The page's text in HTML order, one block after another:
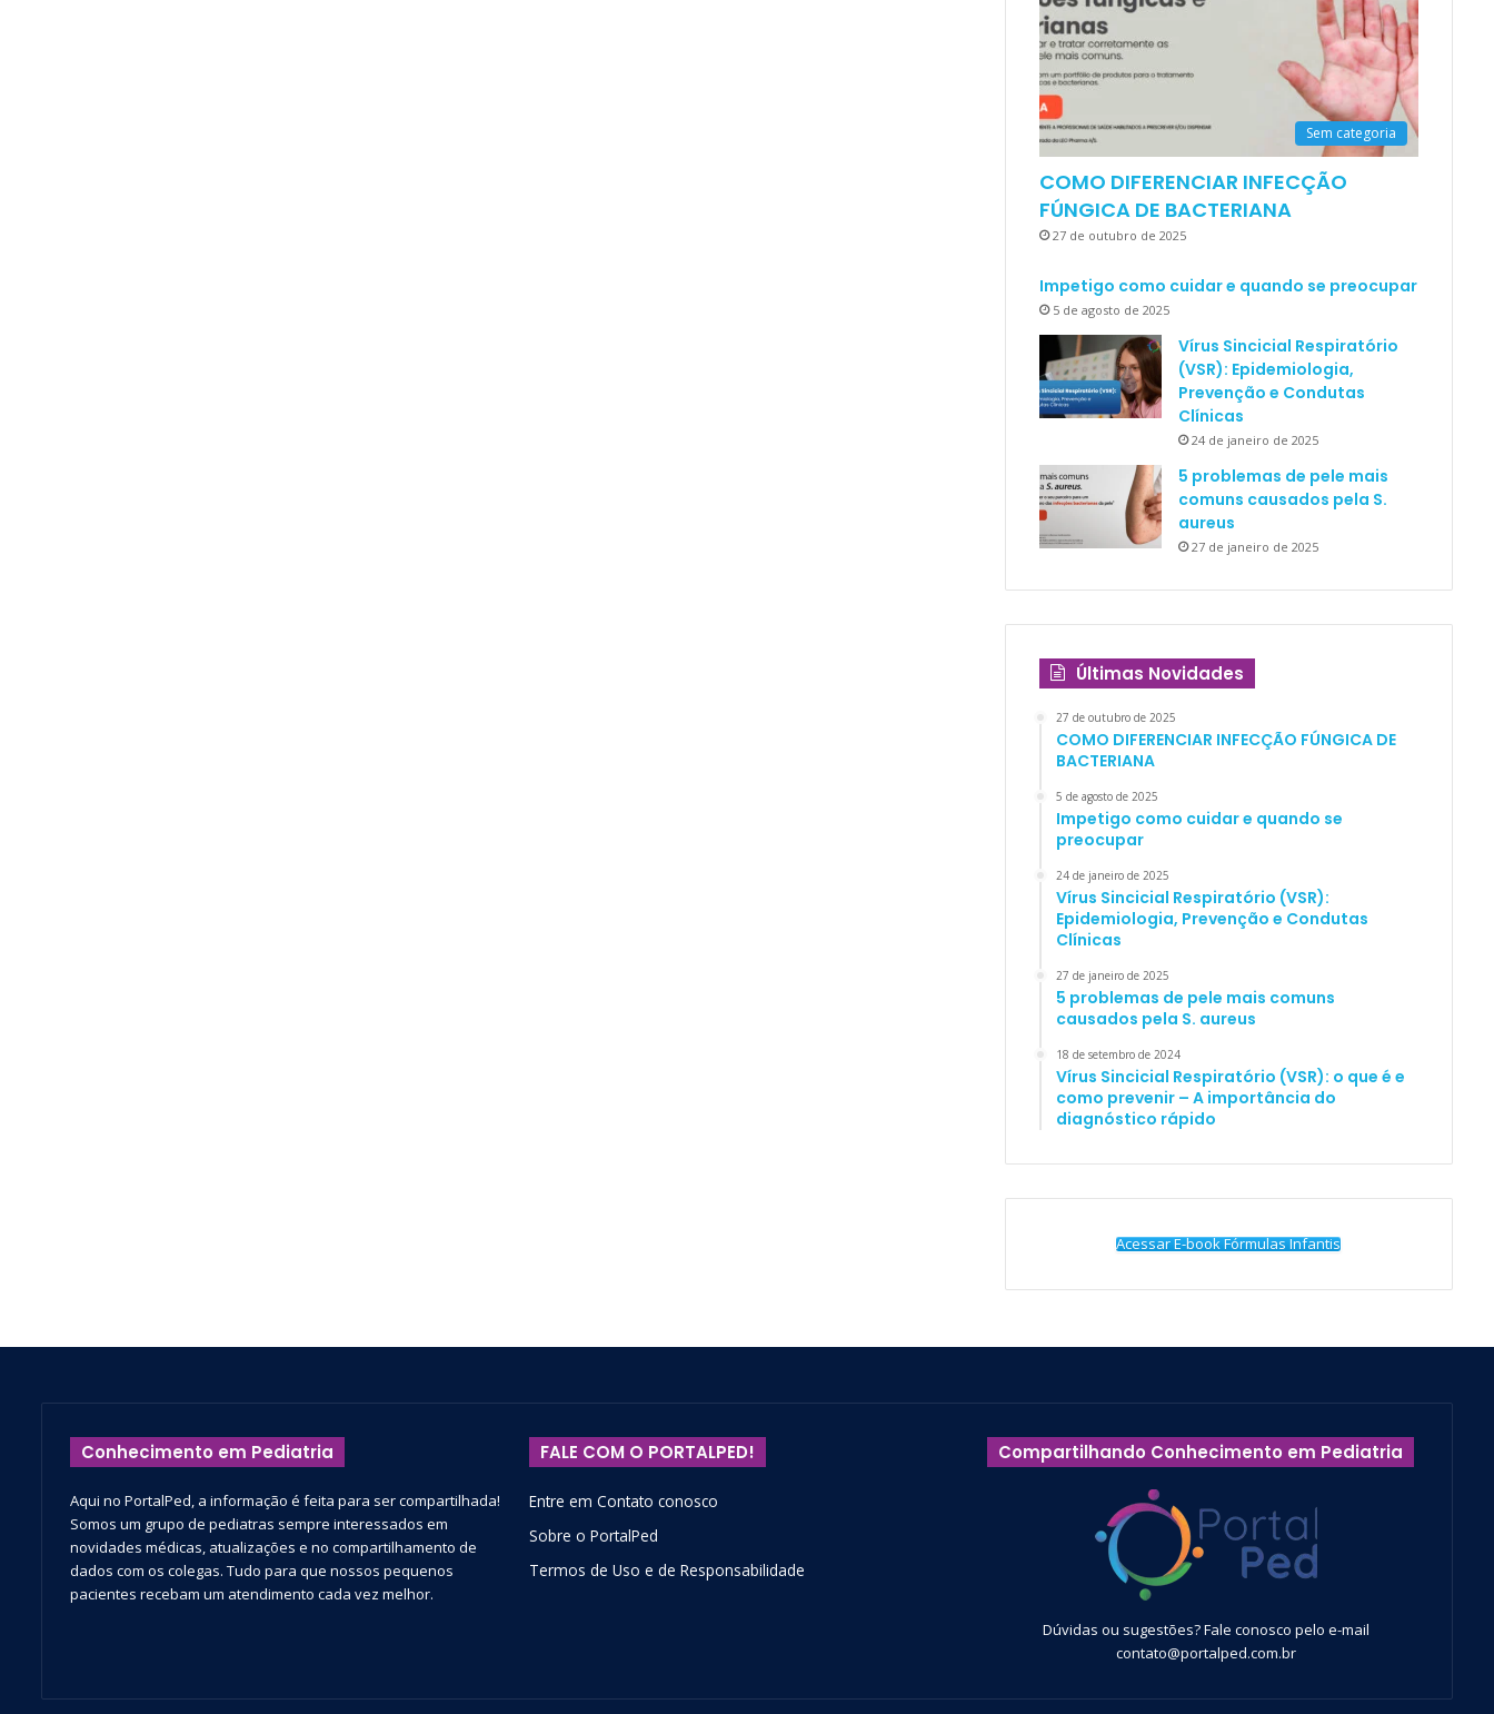
Sem categoria
COMO DIFERENCIAR INFECÇÃO
FÚNGICA DE BACTERIANA
27 de outubro de 2025
Impetigo como cuidar e quando se preocupar
5 de agosto de 2025
Vírus Sincicial Respiratório
(VSR): Epidemiologia,
Prevenção e Condutas
Clínicas
24 de janeiro de 2025
5 problemas de pele mais
comuns causados pela S.
aureus
27 de janeiro de 2025
Últimas Novidades
27 de outubro de 2025
COMO DIFERENCIAR INFECÇÃO FÚNGICA DE
BACTERIANA
5 de agosto de 2025
Impetigo como cuidar e quando se
preocupar
24 de janeiro de 2025
Vírus Sincicial Respiratório (VSR):
Epidemiologia, Prevenção e Condutas
Clínicas
27 de janeiro de 2025
5 problemas de pele mais comuns
causados pela S. aureus
18 de setembro de 2024
Vírus Sincicial Respiratório (VSR): o que é e
como prevenir – A importância do
diagnóstico rápido
Acessar E-book Fórmulas Infantis
Conhecimento em Pediatria
Aqui no PortalPed, a informação é feita para ser compartilhada!
Somos um grupo de pediatras sempre interessados em
novidades médicas, atualizações e no compartilhamento de
dados com os colegas. Tudo para que nossos pequenos
pacientes recebam um atendimento cada vez melhor.
FALE COM O PORTALPED!
Entre em Contato conosco
Sobre o PortalPed
Termos de Uso e de Responsabilidade
Compartilhando Conhecimento em Pediatria
Dúvidas ou sugestões? Fale conosco pelo e-mail
contato@portalped.com.br